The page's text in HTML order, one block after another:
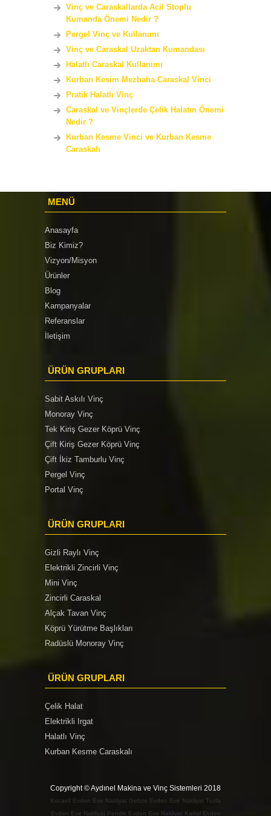
Vinç ve Caraskallarda Acil Stoplu
Kumanda Önemi Nedir ?
Pergel Vinç ve Kullanımı
Vinç ve Caraskal Uzaktan Kumandası
Halatlı Caraskal Kullanımı
Kurban Kesim Mezbaha Caraskal Vinci
Pratik Halatlı Vinç
Caraskal ve Vinçlerde Çelik Halatın Önemi
Nedir ?
Kurban Kesme Vinci ve Kurban Kesme
Caraskalı
MENÜ
Anasayfa
Biz Kimiz?
Vizyon/Misyon
Ürünler
Blog
Kampanyalar
Referanslar
İletişim
ÜRÜN GRUPLARI
Sabit Askılı Vinç
Monoray Vinç
Tek Kiriş Gezer Köprü Vinç
Çift Kiriş Gezer Köprü Vinç
Çift İkiz Tamburlu Vinç
Pergel Vinç
Portal Vinç
ÜRÜN GRUPLARI
Gizli Raylı Vinç
Elektrikli Zincirli Vinç
Mini Vinç
Zincirli Caraskal
Alçak Tavan Vinç
Köprü Yürütme Başlıkları
Radüslü Monoray Vinç
ÜRÜN GRUPLARI
Çelik Halat
Elektrikli Irgat
Halatlı Vinç
Kurban Kesme Caraskalı
Copyright © Aydınel Makina ve Vinç Sistemleri 2018
Kocaeli Evden Eve Nakliyat Gebze Evden Eve Nakliyat Tuzla
Evden Eve Nakliyat Pendik Evden Eve Nakliyat Kartal Evden